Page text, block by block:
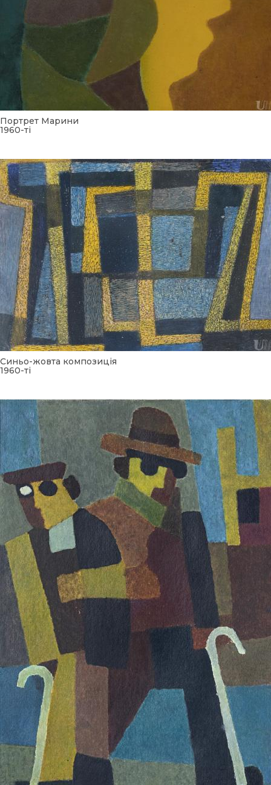
Портрет Марини
1960-ті
Синьо-жовта композиція
1960-ті